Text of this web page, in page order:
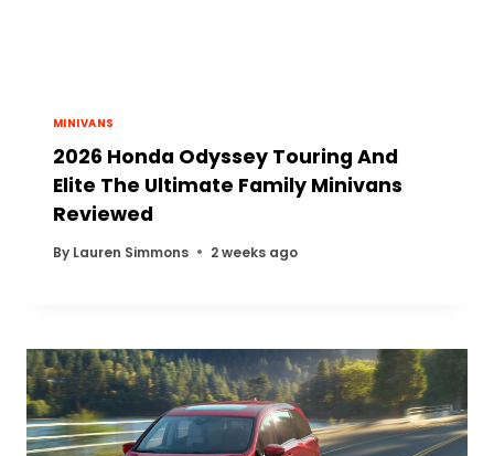
MINIVANS
2026 Honda Odyssey Touring And
Elite The Ultimate Family Minivans
Reviewed
By Lauren Simmons 2 weeks ago